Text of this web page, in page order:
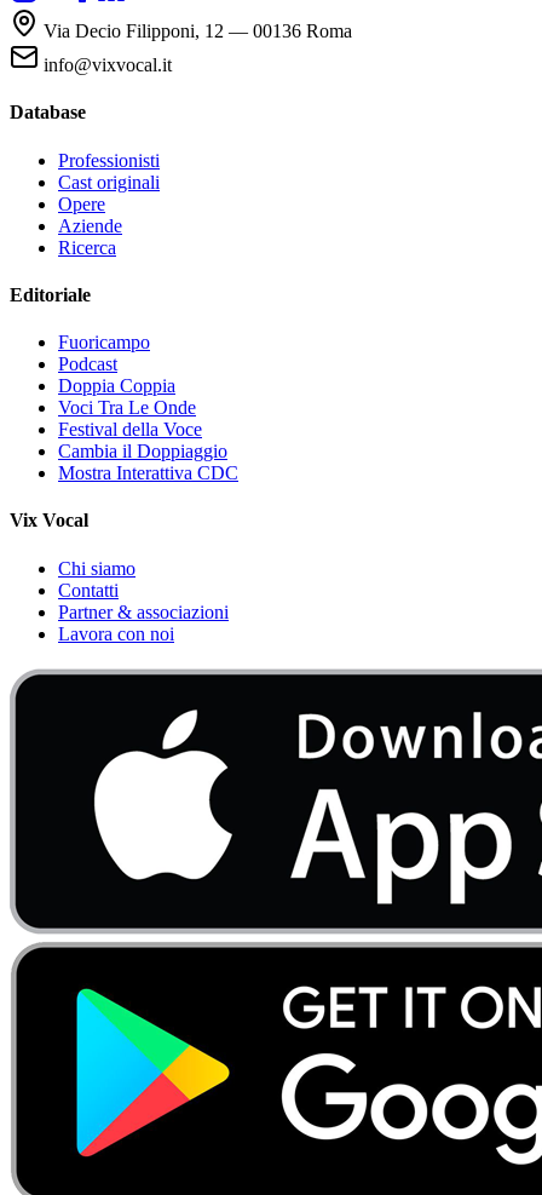
Via Decio Filipponi, 12 — 00136 Roma
info@vixvocal.it
Database
Professionisti
Cast originali
Opere
Aziende
Ricerca
Editoriale
Fuoricampo
Podcast
Doppia Coppia
Voci Tra Le Onde
Festival della Voce
Cambia il Doppiaggio
Mostra Interattiva CDC
Vix Vocal
Chi siamo
Contatti
Partner & associazioni
Lavora con noi